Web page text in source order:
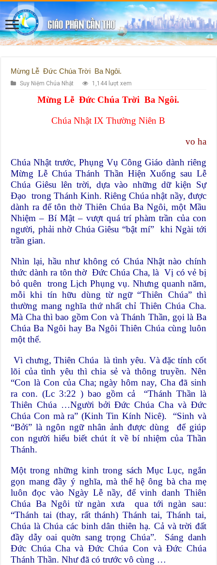
Mừng Lễ Đức Chúa Trời Ba Ngôi.
Suy Niệm Chúa Nhật 1,144 lượt xem
Mừng Lễ Đức Chúa Trời Ba Ngôi.
Chúa Nhật IX Thường Niên B
vo ha
Chúa Nhật trước, Phụng Vụ Công Giáo dành riêng
Mừng Lễ Chúa Thánh Thần Hiện Xuống sau Lễ
Chúa Giêsu lên trời, dựa vào những dữ kiện Sự
Đạo trong Thánh Kinh. Riêng Chúa nhật nầy, được
dành ra để tôn thờ Thiên Chúa Ba Ngôi, một Mầu
Nhiệm – Bí Mật – vượt quá trí phàm trần của con
người, phải nhờ Chúa Giêsu “bật mí” khi Ngài tới
trần gian.
Nhìn lại, hầu như không có Chúa Nhật nào chính
thức dành ra tôn thờ Đức Chúa Cha, là Vị có vẻ bị
bỏ quên trong Lịch Phụng vụ. Nhưng quanh năm,
mỗi khi tín hữu dùng từ ngữ “Thiên Chúa” thì
thường mang nghĩa thứ nhất chỉ Thiên Chúa Cha.
Mà Cha thì bao gồm Con và Thánh Thần, gọi là Ba
Chúa Ba Ngôi hay Ba Ngôi Thiên Chúa cùng luôn
một thể.
Vì chưng, Thiên Chúa là tình yêu. Và đặc tính cốt
lõi của tình yêu thì chia sẻ và thông truyền. Nên
“Con là Con của Cha; ngày hôm nay, Cha đã sinh
ra con. (Lc 3:22 ) bao gồm cả “Thánh Thần là
Thiên Chúa …Người bởi Đức Chúa Cha và Đức
Chúa Con mà ra” (Kinh Tin Kính Nicê). “Sinh và
“Bởi” là ngôn ngữ nhân ảnh được dùng để giúp
con người hiểu biết chút ít về bí nhiệm của Thần
Thánh.
Một trong những kinh trong sách Mục Lục, ngắn
gọn mang đầy ý nghĩa, mà thế hệ ông bà cha mẹ
luôn đọc vào Ngày Lễ nầy, để vinh danh Thiên
Chúa Ba Ngôi từ ngàn xưa qua tới ngàn sau:
“Thánh tai (thay, rất thánh) Thánh tai, Thánh tai,
Chúa là Chúa các binh dân thiên hạ. Cả và trời đất
đầy dẫy oai quờn sang trọng Chúa”. Sáng danh
Đức Chúa Cha và Đức Chúa Con và Đức Chúa
Thánh Thần. Như đã có trước vô cùng …